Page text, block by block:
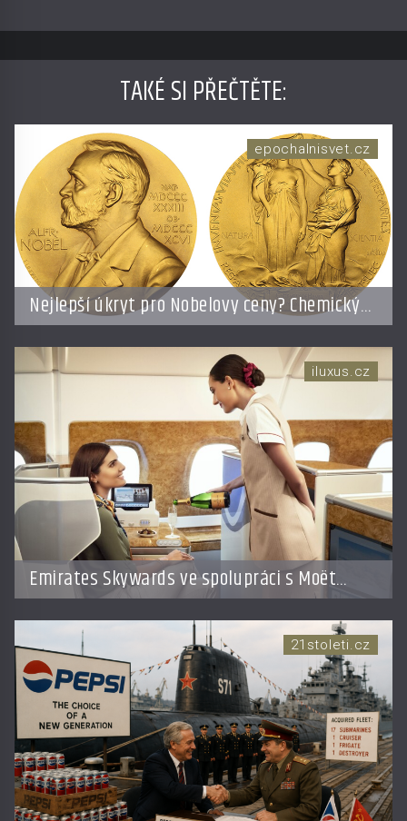
TAKÉ SI PŘEČTĚTE:
Nejlepší úkryt pro Nobelovy ceny? Chemický
roztok!
epochalnisvet.cz
Emirates Skywards ve spolupráci s Moët
Hennessy nabídne členům exkluzivní cestu do
světa Champagne
iluxus.cz
21stoleti.cz